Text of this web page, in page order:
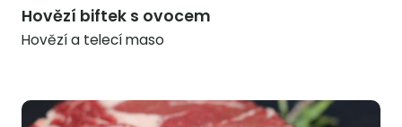
Hovězí biftek s ovocem
Hovězí a telecí maso